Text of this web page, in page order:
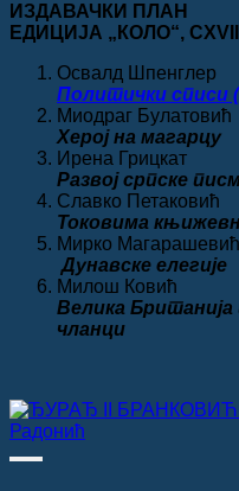
ИЗДАВАЧКИ ПЛАН
ЕДИЦИЈА „КОЛО“, CXVIII
Освалд Шпенглер
Политички
Миодраг Булатовић
Херој на магарцу
Ирена Грицкат
Развој српске
Славко Петаковић
Токовима
Мирко Магарашевић
Дунавске елегије
Милош Ковић
Велика
чланци